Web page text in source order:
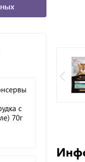
с
70г